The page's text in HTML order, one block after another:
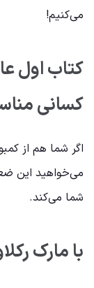
می‌کنیم!
کتاب اول
کسانی
اگر شما هم از
می‌خواهید این
شما می‌کند.
با مارک